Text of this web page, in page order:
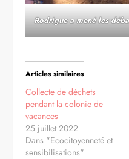
Rodrigue a mené les
Articles similaires
Collecte de déchets
pendant la colonie de
vacances
25 juillet 2022
Dans "Ecocitoyenneté et
sensibilisations"